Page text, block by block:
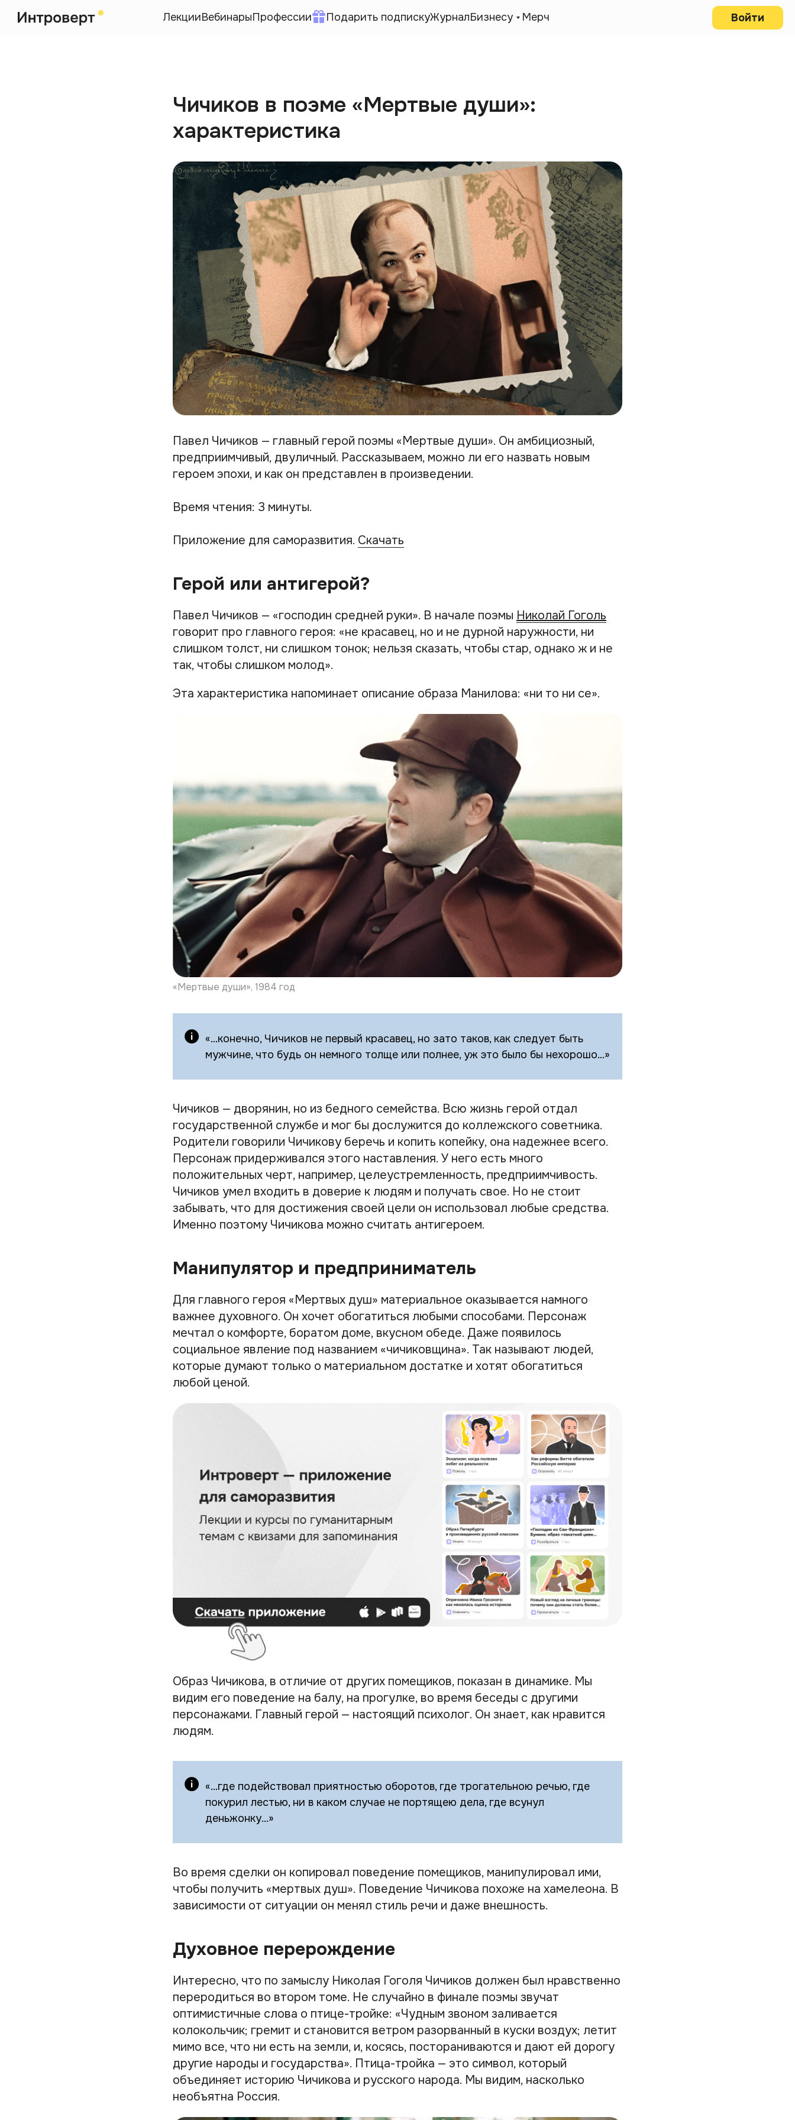
ЛекцииВебинарыПрофессии Подарить подпискуЖурналБизнесу Мерч Войти
Чичиков в поэме «Мертвые души»:
характеристика
Павел Чичиков — главный герой поэмы «Мертвые души». Он амбициозный,
предприимчивый, двуличный. Рассказываем, можно ли его назвать новым
героем эпохи, и как он представлен в произведении.
Время чтения: 3 минуты.
Приложение для саморазвития. Скачать
Герой или антигерой?
Павел Чичиков — «господин средней руки». В начале поэмы Николай Гоголь
говорит про главного героя: «не красавец, но и не дурной наружности, ни
слишком толст, ни слишком тонок; нельзя сказать, чтобы стар, однако ж и не
так, чтобы слишком молод».
Эта характеристика напоминает описание образа Манилова: «ни то ни се».
«Мертвые души», 1984 год
«...конечно, Чичиков не первый красавец, но зато таков, как следует быть
мужчине, что будь он немного толще или полнее, уж это было бы нехорошо...»
Чичиков — дворянин, но из бедного семейства. Всю жизнь герой отдал
государственной службе и мог бы дослужится до коллежского советника.
Родители говорили Чичикову беречь и копить копейку, она надежнее всего.
Персонаж придерживался этого наставления. У него есть много
положительных черт, например, целеустремленность, предприимчивость.
Чичиков умел входить в доверие к людям и получать свое. Но не стоит
забывать, что для достижения своей цели он использовал любые средства.
Именно поэтому Чичикова можно считать антигероем.
Манипулятор и предприниматель
Для главного героя «Мертвых душ» материальное оказывается намного
важнее духовного. Он хочет обогатиться любыми способами. Персонаж
мечтал о комфорте, боратом доме, вкусном обеде. Даже появилось
социальное явление под названием «чичиковщина». Так называют людей,
которые думают только о материальном достатке и хотят обогатиться
любой ценой.
Образ Чичикова, в отличие от других помещиков, показан в динамике. Мы
видим его поведение на балу, на прогулке, во время беседы с другими
персонажами. Главный герой — настоящий психолог. Он знает, как нравится
людям.
«...где подействовал приятностью оборотов, где трогательною речью, где
покурил лестью, ни в каком случае не портящею дела, где всунул
деньжонку...»
Во время сделки он копировал поведение помещиков, манипулировал ими,
чтобы получить «мертвых душ». Поведение Чичикова похоже на хамелеона. В
зависимости от ситуации он менял стиль речи и даже внешность.
Духовное перерождение
Интересно, что по замыслу Николая Гоголя Чичиков должен был нравственно
переродиться во втором томе. Не случайно в финале поэмы звучат
оптимистичные слова о птице-тройке: «Чудным звоном заливается
колокольчик; гремит и становится ветром разорванный в куски воздух; летит
мимо все, что ни есть на земли, и, косясь, постораниваются и дают ей дорогу
другие народы и государства». Птица-тройка — это символ, который
объединяет историю Чичикова и русского народа. Мы видим, насколько
необъятна Россия.